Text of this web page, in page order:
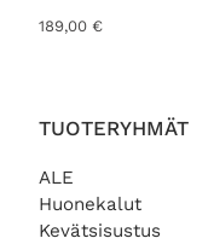
TUOTERYHMÄT
ALE
Huonekalut
Kevätsisustus
189,00 €